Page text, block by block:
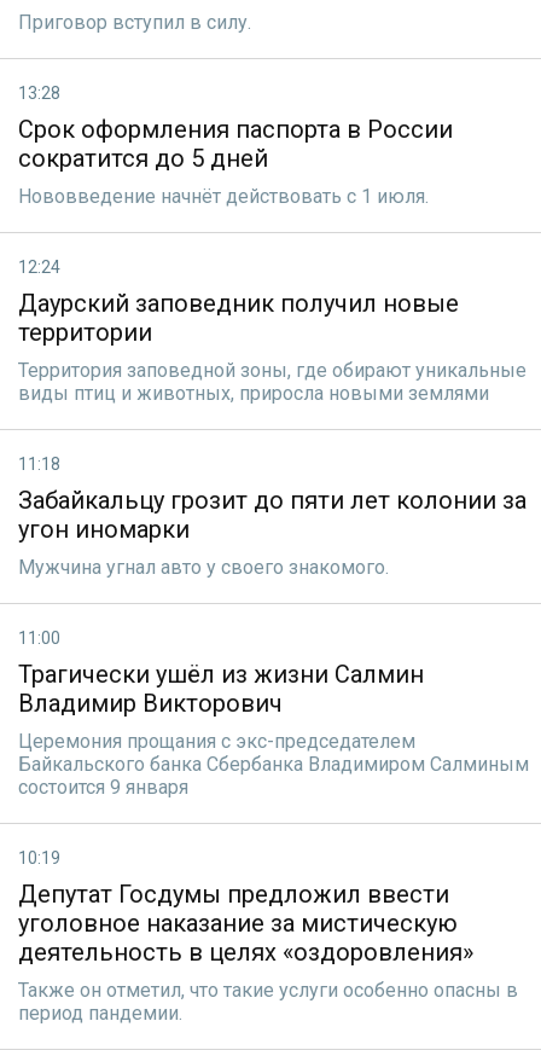
Приговор вступил в силу.
13:28
Срок оформления паспорта в России
сократится до 5 дней
Нововведение начнёт действовать с 1 июля.
12:24
Даурский заповедник получил новые
территории
Территория заповедной зоны, где обирают уникальные
виды птиц и животных, приросла новыми землями
11:18
Забайкальцу грозит до пяти лет колонии за
угон иномарки
Мужчина угнал авто у своего знакомого.
11:00
Трагически ушёл из жизни Салмин
Владимир Викторович
Церемония прощания с экс-председателем
Байкальского банка Сбербанка Владимиром Салминым
состоится 9 января
10:19
Депутат Госдумы предложил ввести
уголовное наказание за мистическую
деятельность в целях «оздоровления»
Также он отметил, что такие услуги особенно опасны в
период пандемии.